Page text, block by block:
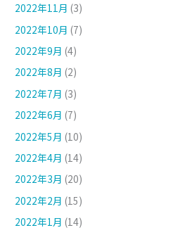
2022年11月 (3)
2022年10月 (7)
2022年9月 (4)
2022年8月 (2)
2022年7月 (3)
2022年6月 (7)
2022年5月 (10)
2022年4月 (14)
2022年3月 (20)
2022年2月 (15)
2022年1月 (14)